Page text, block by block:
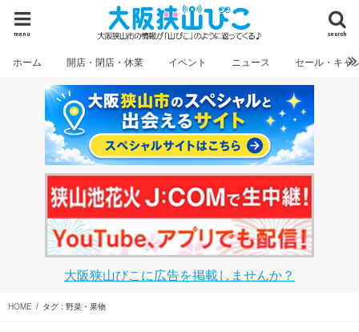
search
menu
ホーム 開店・閉店・休業 イベント ニュース セール・キャ
大阪狭山びこに広告を掲載しませんか？
HOME タグ : 野菜・果物